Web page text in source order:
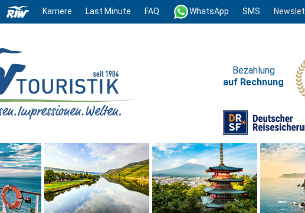
Karriere Last Minute FAQ WhatsApp SMS
Bezahlung
auf Rechnung